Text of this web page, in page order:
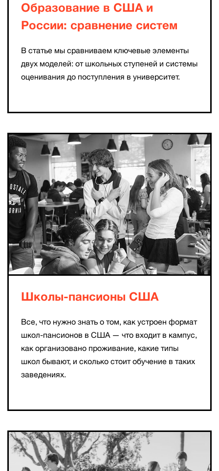
Образование в США и
России: сравнение систем
В статье мы сравниваем ключевые элементы
двух моделей: от школьных ступеней и системы
оценивания до поступления в университет.
Школы-пансионы США
Все, что нужно знать о том, как устроен формат
школ-пансионов в США — что входит в кампус,
как организовано проживание, какие типы
школ бывают, и сколько стоит обучение в таких
заведениях.